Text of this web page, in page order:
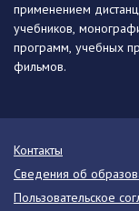
применением
учебников,
программ, учебных
фильмов.
Контакты
Сведения об
Пользовательское